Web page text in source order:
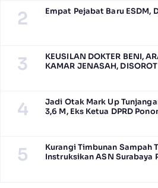
2 Empat Pejabat Baru ESDM,
3
KEUSILAN DOKTER BENI,
KAMAR JENASAH, DISOROT
4
Jadi Otak Mark Up
3,6 M, Eks Ketua DPRD
5
Kurangi Timbunan Sampah
Instruksikan ASN Surabaya